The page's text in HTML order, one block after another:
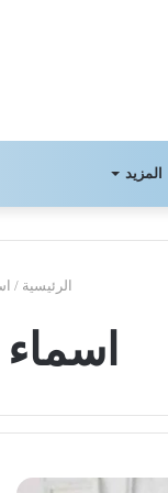
المزيد
الرئيسية /
اسماء